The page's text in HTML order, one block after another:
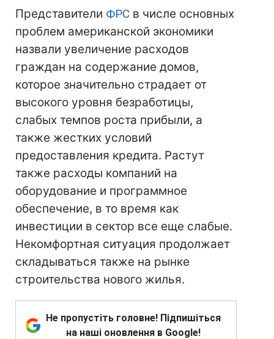
Представители ФРС в числе основных
проблем американской экономики
назвали увеличение расходов
граждан на содержание домов,
которое значительно страдает от
высокого уровня безработицы,
слабых темпов роста прибыли, а
также жестких условий
предоставления кредита. Растут
также расходы компаний на
оборудование и программное
обеспечение, в то время как
инвестиции в сектор все еще слабые.
Некомфортная ситуация продолжает
складываться также на рынке
строительства нового жилья.
Не пропустіть головне! Підпишіться
на наші оновлення в Google!